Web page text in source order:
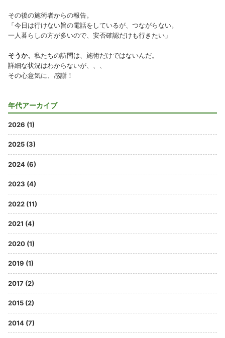
その後の施術者からの報告。
「今日は行けない旨の電話をしているが、つながらない。
一人暮らしの方が多いので、安否確認だけも行きたい」
そうか、 私たちの訪問は、施術だけではないんだ。
詳細な状況はわからないが、、、
その心意気に、感謝！
年代アーカイブ
2026 (1)
2025 (3)
2024 (6)
2023 (4)
2022 (11)
2021 (4)
2020 (1)
2019 (1)
2017 (2)
2015 (2)
2014 (7)